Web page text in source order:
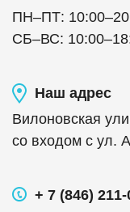
ПН–ПТ: 10:00–
СБ–ВС: 10:00–
Наш адрес
Вилоновская
со входом с ул.
+ 7 (846)